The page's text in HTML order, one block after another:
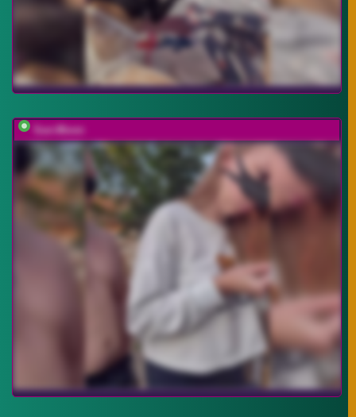
Sun-Moon